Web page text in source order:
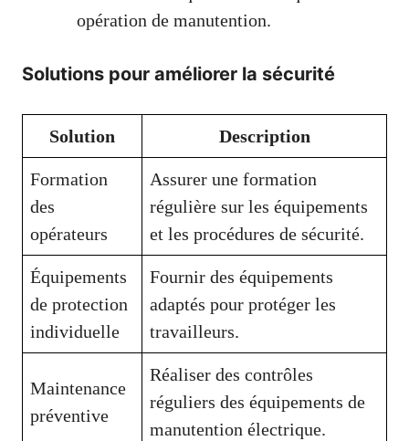
opération de manutention.
Solutions pour améliorer la sécurité
Solution Description
Formation
des
opérateurs
Assurer une formation
régulière sur les équipements
et les procédures de sécurité.
Équipements
de protection
individuelle
Fournir des équipements
adaptés pour protéger les
travailleurs.
Maintenance
préventive
Réaliser des contrôles
réguliers des équipements de
manutention électrique.